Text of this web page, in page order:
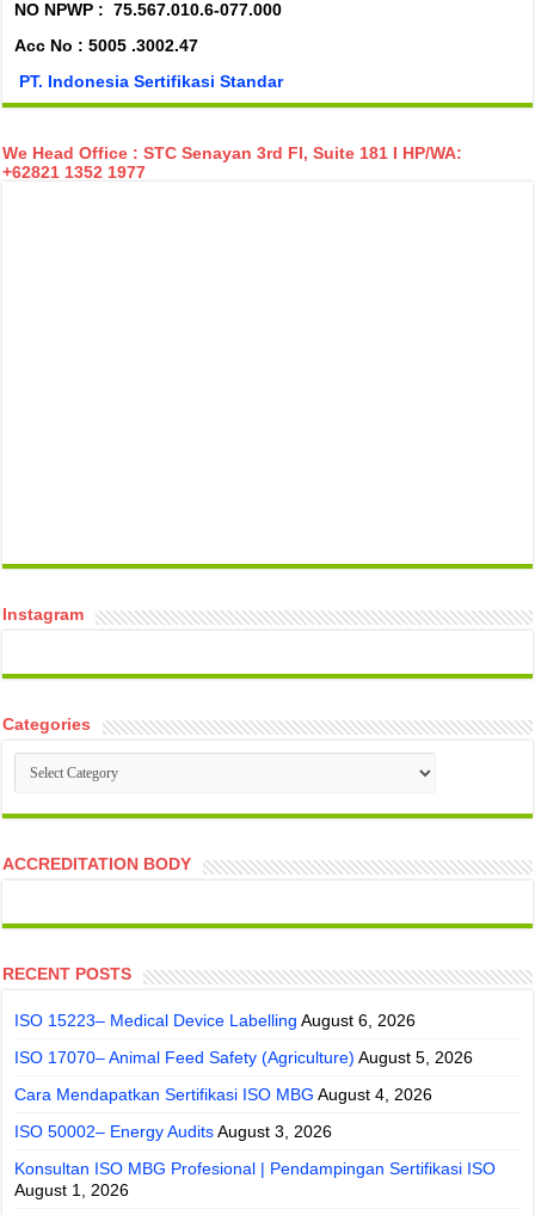
NO NPWP : 75.567.010.6-077.000
Acc No : 5005 .3002.47
PT. Indonesia Sertifikasi Standar
We Head Office : STC Senayan 3rd Fl, Suite 181 I HP/WA:
+62821 1352 1977
temp mail
Instagram
Categories
Categories
ACCREDITATION BODY
RECENT POSTS
ISO 15223– Medical Device Labelling August 6, 2026
ISO 17070– Animal Feed Safety (Agriculture) August 5, 2026
Cara Mendapatkan Sertifikasi ISO MBG August 4, 2026
ISO 50002– Energy Audits August 3, 2026
Konsultan ISO MBG Profesional | Pendampingan Sertifikasi ISO
August 1, 2026